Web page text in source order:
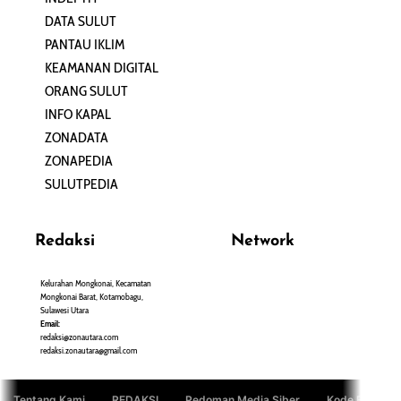
DATA SULUT
PANTAU IKLIM
KEAMANAN DIGITAL
ORANG SULUT
INFO KAPAL
ZONADATA
ZONAPEDIA
SULUTPEDIA
Redaksi
Kelurahan Mongkonai, Kecamatan
Mongkonai Barat, Kotamobagu,
Sulawesi Utara
Email:
redaksi@zonautara.com
redaksi.zonautara@gmail.com
Network